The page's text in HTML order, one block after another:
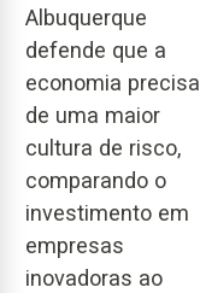
Albuquerque
defende que a
economia precisa
de uma maior
cultura de risco,
comparando o
investimento em
empresas
inovadoras ao